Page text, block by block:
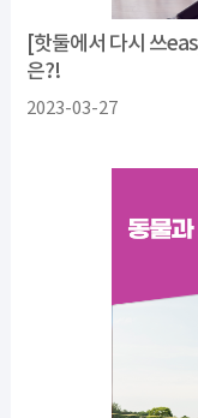
[핫둘에서 다시 쓰
은?!
2023-03-27